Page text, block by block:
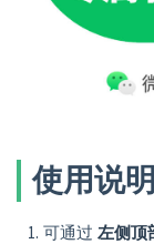
使用说明
可通过 左侧顶